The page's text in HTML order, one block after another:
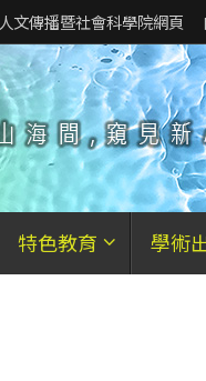
人文傳播暨社會科學院網頁
特色教育 學術